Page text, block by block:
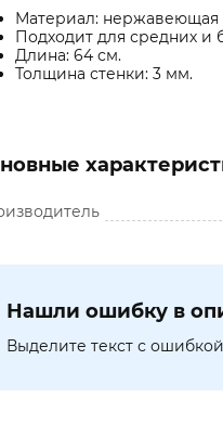
Материал: нержавеющая
Подходит для средних и
Длина: 64 см.
Толщина стенки: 3 мм.
Нашли ошибку в
Выделите текст с